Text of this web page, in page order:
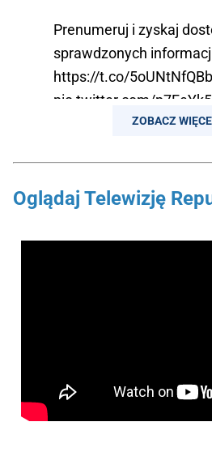
Prenumeruj i zyskaj
sprawdzonych
https://t.co/5oUNtNfQBb
pic.twitter.com/
March 13, 2024
ZOBACZ
Oglądaj Telewizję